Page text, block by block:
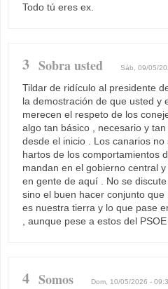
Todo tú eres ex.
3 Sobra usted Sáb, 09/05/
Tildar de ridículo al presidente
la demostración de que usted y
merecen el respeto de los
algo tan básico , necesario y
desde el inicio . Los canarios
hartos de los comportamientos
mandan en el gobierno central
en gente de aquí . No se
sino el buen hacer conjunto
es nuestra tierra y lo que pase
, aunque pese a estos del
4 Somos Dom, 10/05/2026 -